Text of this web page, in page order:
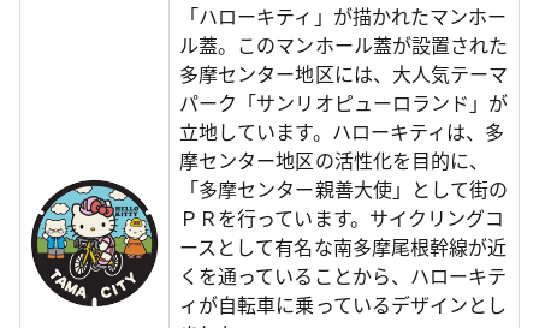
「ハローキティ」が描かれたマンホー
ル蓋。このマンホール蓋が設置された
多摩センター地区には、大人気テーマ
パーク「サンリオピューロランド」が
立地しています。ハローキティは、多
摩センター地区の活性化を目的に、
「多摩センター親善大使」として街の
ＰＲを行っています。サイクリングコ
ースとして有名な南多摩尾根幹線が近
くを通っていることから、ハローキテ
ィが自転車に乗っているデザインとし